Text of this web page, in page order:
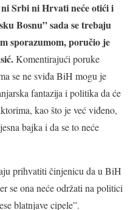
Srbi ni Hrvati neće otići i
Bosnu” sada se trebaju
sporazumom, poručio je
Komentirajući poruke
se ne sviđa BiH mogu je
fantazija i politika da će
kao što je već viđeno,
bajka i da se to neće
prihvatiti činjenicu da u BiH
se ona neće održati na politici
blatnjave cipele”.